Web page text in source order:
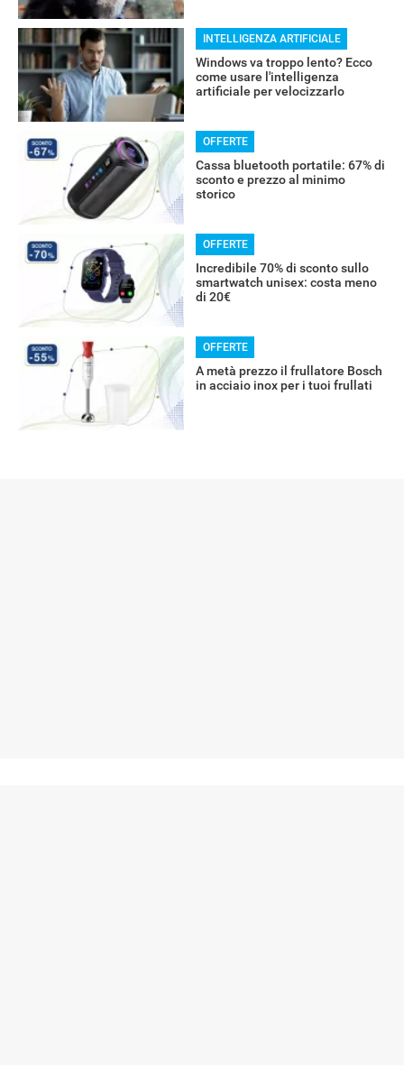
RECENSIONI
INTELLIGENZA ARTIFICIALE
Windows va troppo lento? Ecco
come usare l'intelligenza
artificiale per velocizzarlo
OFFERTE
Cassa bluetooth portatile: 67% di
sconto e prezzo al minimo
storico
OFFERTE
Incredibile 70% di sconto sullo
smartwatch unisex: costa meno
di 20€
OFFERTE
A metà prezzo il frullatore Bosch
in acciaio inox per i tuoi frullati